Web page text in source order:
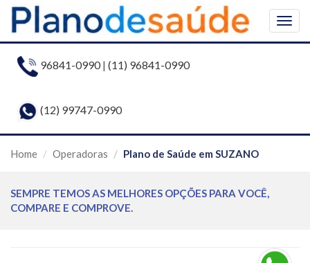
96841-0990| (11) 96841-0990
(12) 99747-0990
Home Operadoras Plano de Saúde em SUZANO
SEMPRE TEMOS AS MELHORES OPÇÕES PARA VOCÊ,
COMPARE E COMPROVE.